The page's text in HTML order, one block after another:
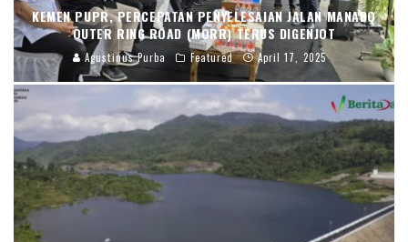
KEMEN PUPR, PERCEPATAN PENYELESAIAN JALAN MANADO
OUTER RING ROAD (MORR) TERUS DIGENJOT
Agustinus Purba Featured April 17, 2025